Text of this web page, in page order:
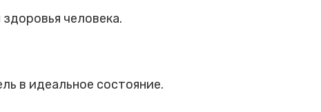
человека.
в идеальное состояние.